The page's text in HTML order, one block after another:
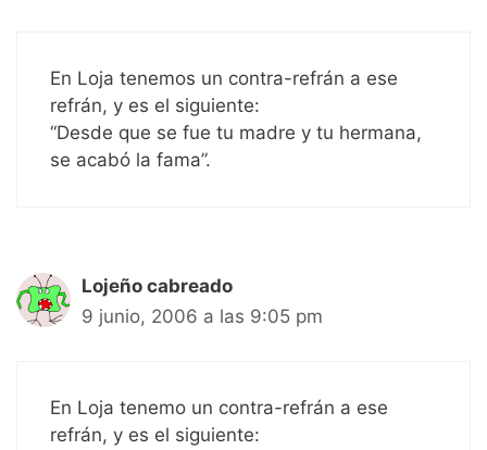
En Loja tenemos un contra-refrán a ese
refrán, y es el siguiente:
“Desde que se fue tu madre y tu hermana,
se acabó la fama”.
Lojeño cabreado
9 junio, 2006 a las 9:05 pm
En Loja tenemo un contra-refrán a ese
refrán, y es el siguiente: